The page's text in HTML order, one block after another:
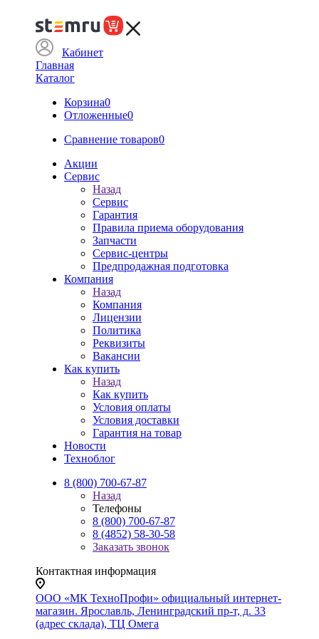
Кабинет
Главная
Каталог
Корзина0
Отложенные0
Сравнение товаров0
Акции
Сервис
Назад
Сервис
Гарантия
Правила приема оборудования
Запчасти
Сервис-центры
Предпродажная подготовка
Компания
Назад
Компания
Лицензии
Политика
Реквизиты
Вакансии
Как купить
Назад
Как купить
Условия оплаты
Условия доставки
Гарантия на товар
Новости
Техноблог
8 (800) 700-67-87
Назад
Телефоны
8 (800) 700-67-87
8 (4852) 58-30-58
Заказать звонок
Контактная информация
ООО «МК ТехноПрофи» официальный интернет-
магазин. Ярославль, Ленинградский пр-т, д. 33
(адрес склада), ТЦ Омега